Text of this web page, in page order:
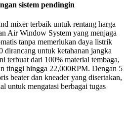
sistem pendingin
mixer terbaik untuk rentang harga
Air Window System yang menjaga
tanpa memerlukan daya listrik
dirancang untuk ketahanan jangka
terbuat dari 100% material tembaga,
tinggi hingga 22,000RPM. Dengan 5
beater dan kneader yang disertakan,
untuk mengatasi berbagai tugas